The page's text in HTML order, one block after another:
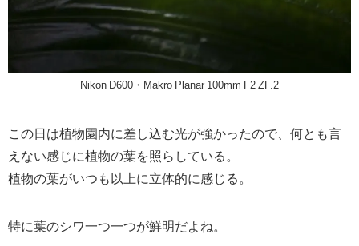
Nikon D600・Makro Planar 100mm F2 ZF.2
この日は植物園内に差し込む光が強かったので、何とも言
えない感じに植物の葉を照らしている。
植物の葉がいつも以上に立体的に感じる。
特に葉のシワ一つ一つが鮮明だよね。